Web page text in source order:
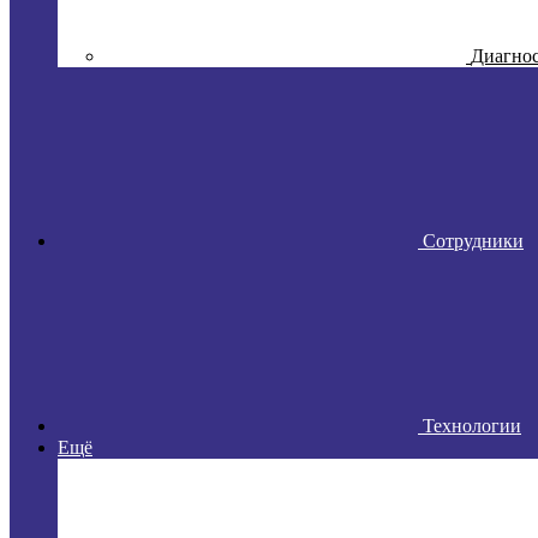
Сотрудники
Технологии
Ещё